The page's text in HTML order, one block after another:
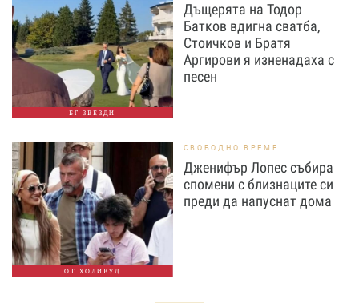
БГ ЗВЕЗДИ
Дъщерята на Тодор
Батков вдигна сватба,
Стоичков и Братя
Аргирови я изненадаха с
песен
ОТ ХОЛИВУД
СВОБОДНО ВРЕМЕ
Дженифър Лопес събира
спомени с близнаците си
преди да напуснат дома